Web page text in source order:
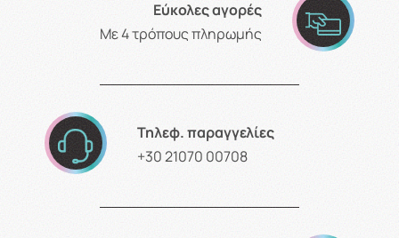
Εύκολες αγορές
Με 4 τρόπους πληρωμής
Τηλεφ. παραγγελίες
+30 21070 00708